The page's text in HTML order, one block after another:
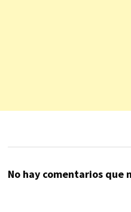
No hay comentarios que